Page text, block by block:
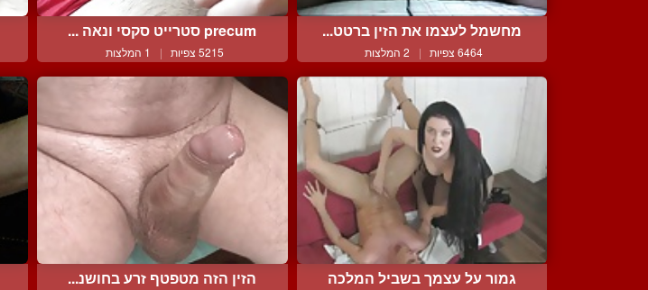
מחשמל לעצמו את הזין ברטט...
6464 צפיות | 2 המלצות
precum סטרייט סקסי ונאה ...
5215 צפיות | 1 המלצות
גמור על עצמך בשביל המלכה הזין הזה מטפטף זרע בחושנ...